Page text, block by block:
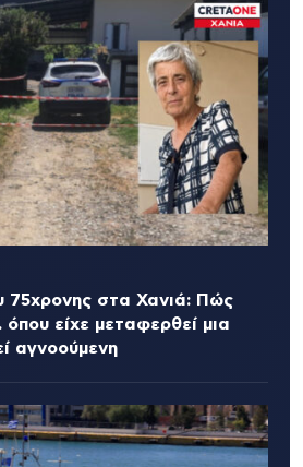
75χρονης στα Χανιά: Πώς
είχε μεταφερθεί μια
αγνοούμενη